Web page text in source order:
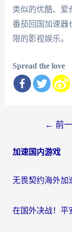
类似的优酷、爱
番茄回国加速器
限的影视娱乐。
Spread the love
导
← 前
加速国内游戏